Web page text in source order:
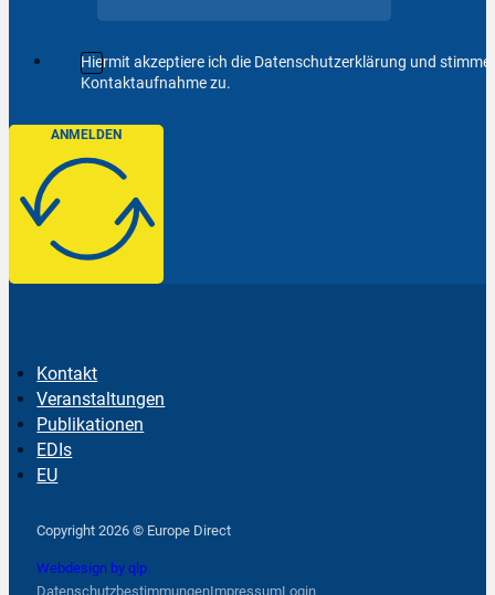
Hiermit akzeptiere ich die Datenschutzerklärung und
Kontaktaufnahme zu.
ANMELDEN
Kontakt
Veranstaltungen
Publikationen
EDIs
EU
Copyright 2026 © Europe Direct
Webdesign by qlp
DatenschutzbestimmungenImpressumLogin